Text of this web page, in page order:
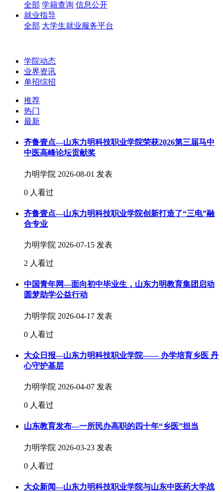
全部 学籍查询 信息公开
就业指导
全部 大学生就业服务平台
学院动态
业界资讯
单招综招
推荐
热门
最新
齐鲁壹点---山东力明科技职业学院荣获2026第三届马中
中医高峰论坛贡献奖
力明学院 2026-08-01 发表
0 人看过
齐鲁壹点---山东力明科技职业学院创新打造了“三电”融
合专业
力明学院 2026-07-15 发表
2 人看过
中国青年网---面向初中毕业生，山东力明教育集团启动
圆梦助学公益行动
力明学院 2026-04-17 发表
0 人看过
大众日报---山东力明科技职业学院—— 办学培育乡医 丹
心守护基层
力明学院 2026-04-07 发表
0 人看过
山东教育发布---一所民办高职的四十年“乡医”担当
力明学院 2026-03-23 发表
0 人看过
大众新闻---山东力明科技职业学院与山东中医药大学战